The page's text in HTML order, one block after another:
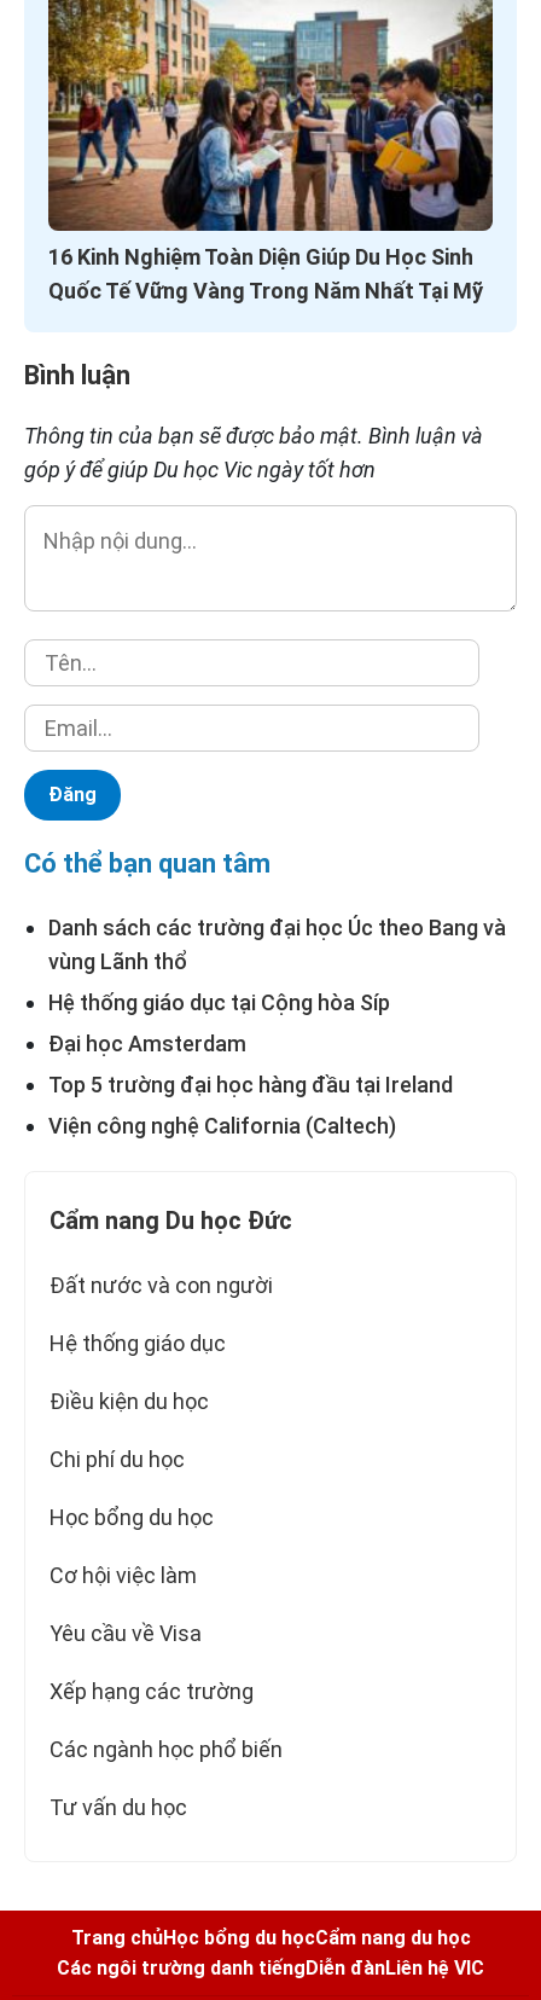
16 Kinh Nghiệm Toàn Diện Giúp Du Học Sinh
Quốc Tế Vững Vàng Trong Năm Nhất Tại Mỹ
Bình luận
Thông tin của bạn sẽ được bảo mật. Bình luận và
góp ý để giúp Du học Vic ngày tốt hơn
Có thể bạn quan tâm
Danh sách các trường đại học Úc theo Bang và
vùng Lãnh thổ
Hệ thống giáo dục tại Cộng hòa Síp
Đại học Amsterdam
Top 5 trường đại học hàng đầu tại Ireland
Viện công nghệ California (Caltech)
Cẩm nang Du học Đức
Đất nước và con người
Hệ thống giáo dục
Điều kiện du học
Chi phí du học
Học bổng du học
Cơ hội việc làm
Yêu cầu về Visa
Xếp hạng các trường
Các ngành học phổ biến
Tư vấn du học
Trang chủHọc bổng du họcCẩm nang du học
Các ngôi trường danh tiếngDiễn đànLiên hệ VIC